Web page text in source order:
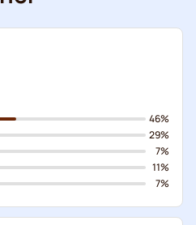
46%
29%
7%
11%
7%